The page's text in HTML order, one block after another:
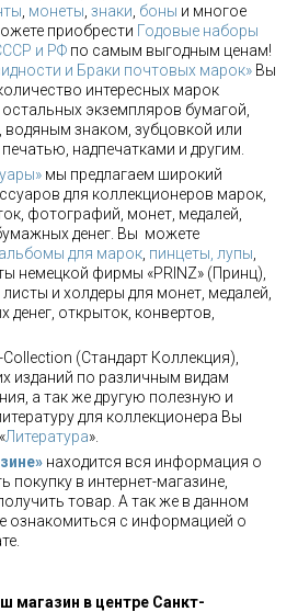
монеты знаки боны и многое
приобрести Годовые наборы
и РФ по самым выгодным ценам!
и Браки почтовых марок» Вы
интересных марок
экземпляров бумагой,
водяным знаком, зубцовкой или
надпечатками и другим.
мы предлагаем широкий
для коллекционеров марок,
фотографий, монет, медалей,
денег. Вы можете
альбомы для марок пинцеты, лупы
немецкой фирмы «PRINZ» (Принц),
и холдеры для монет, медалей,
открыток, конвертов,
(Стандарт Коллекция),
изданий по различным видам
а так же другую полезную и
для коллекционера Вы
Литература».
находится вся информация о
покупку в интернет-магазине,
товар. А так же в данном
ознакомиться с информацией о
магазин в центре Санкт-